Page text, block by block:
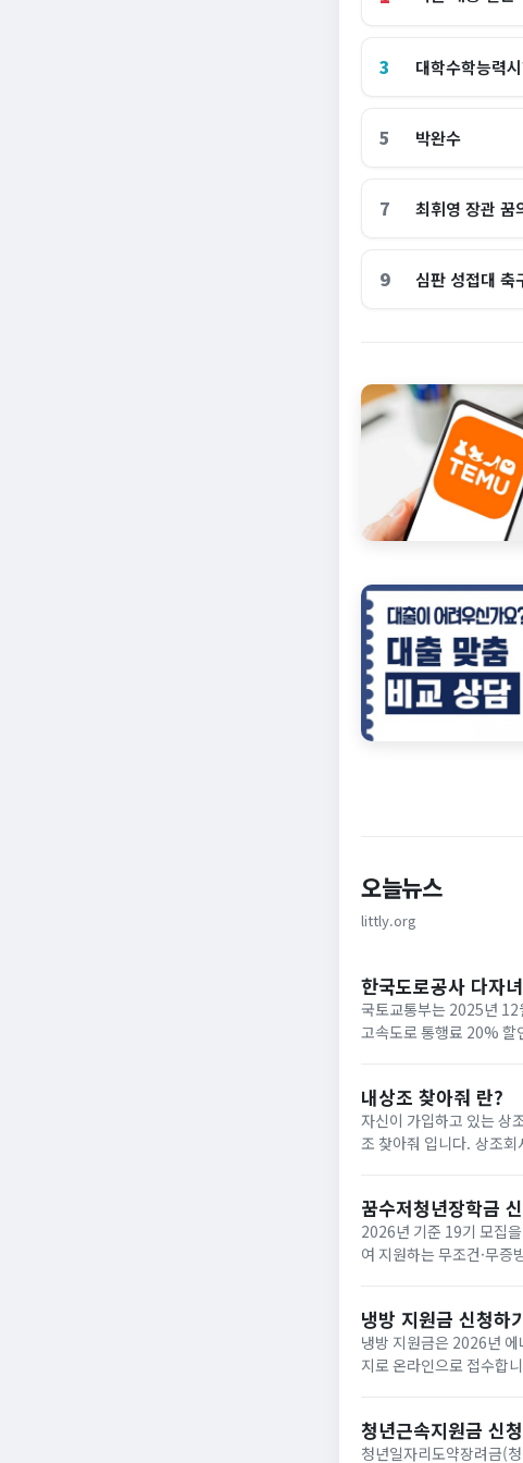
3 대학수학능력
5 박완수
7 최휘영 장관 꿈
9 심판 성접대 축
오늘뉴스
littly.org
한국도로공사 다자
국토교통부는 2025년 12
고속도로 통행료 20% 할
내상조 찾아줘 란?
자신이 가입하고 있는 상
조 찾아줘 입니다. 상조회사들이 대부분 영세하여 폐업하는 사례가 속출하고 있는데 아래와 같은 사이트에서 조회하면
꿈수저청년장학금
2026년 기준 19기 모집을
여 지원하는 무조건·무
냉방 지원금 신청하
냉방 지원금은 2026년
지로 온라인으로 접수합
청년근속지원금 신
청년일자리도약장려금(